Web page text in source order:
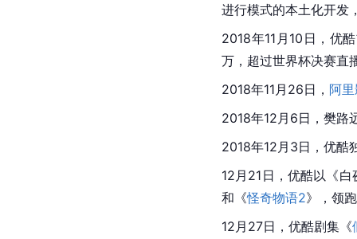
进行模式的本土化开发
2018年11月10日，优
万，超过世界杯决赛直
2018年11月26日， 阿
2018年12月6日，樊路
2018年12月3日，优酷
12月21日，优酷以《
和《怪奇物语2》，领
12月27日，优酷剧集《